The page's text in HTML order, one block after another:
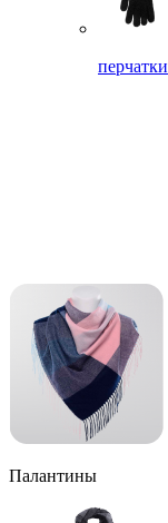
перчатки
Палантины